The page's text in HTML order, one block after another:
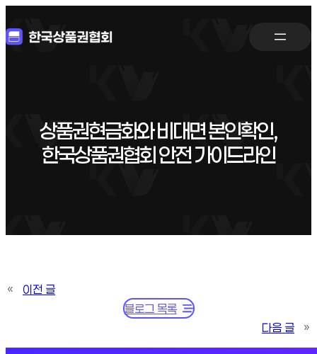
상품권현금화와 비대면 본인확인,
한국상품권협회 안전 가이드라인
«
이전 글
블로그 목록
다음 글
»